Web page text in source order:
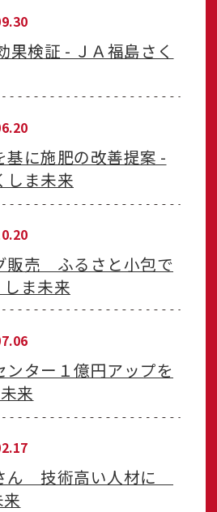
果検証 - ＪＡ福島さく
基に施肥の改善提案 -
しま未来
販売 ふるさと小包で
ま未来
ンター１億円アップを
来
ん 技術高い人材に